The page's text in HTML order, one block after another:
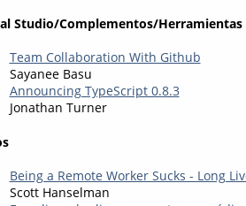
Studio/Complementos/Herramientas
Team Collaboration With Github
Sayanee Basu
Announcing TypeScript 0.8.3
Jonathan Turner
Being a Remote Worker Sucks - Long
Scott Hanselman